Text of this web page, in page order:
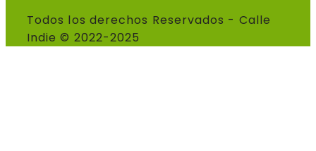
Todos los derechos Reservados - Calle
Indie © 2022-2025